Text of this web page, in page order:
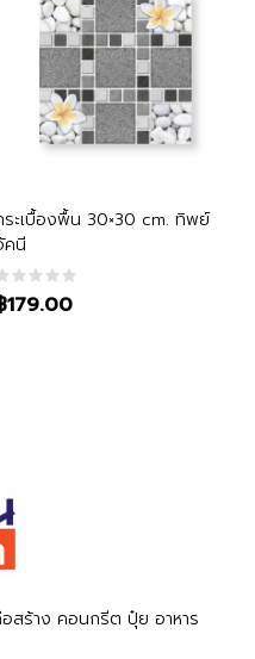
ระเบื้องพื้น 30×30 cm. ทิพย์
คนี
179.00
หยิบใส่ตะกร้า
สร้าง คอนกรีต ปุ๋ย อาหาร